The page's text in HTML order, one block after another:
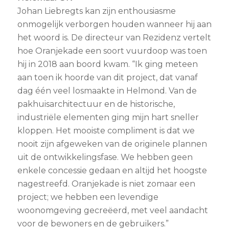
Johan Liebregts kan zijn enthousiasme
onmogelijk verborgen houden wanneer hij aan
het woord is. De directeur van Rezidenz vertelt
hoe Oranjekade een soort vuurdoop was toen
hij in 2018 aan boord kwam. “Ik ging meteen
aan toen ik hoorde van dit project, dat vanaf
dag één veel losmaakte in Helmond. Van de
pakhuisarchitectuur en de historische,
industriële elementen ging mijn hart sneller
kloppen. Het mooiste compliment is dat we
nooit zijn afgeweken van de originele plannen
uit de ontwikkelingsfase. We hebben geen
enkele concessie gedaan en altijd het hoogste
nagestreefd. Oranjekade is niet zomaar een
project; we hebben een levendige
woonomgeving gecreëerd, met veel aandacht
voor de bewoners en de gebruikers.”